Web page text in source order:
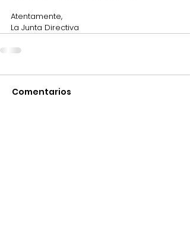
Atentamente,
La Junta Directiva
Comentarios